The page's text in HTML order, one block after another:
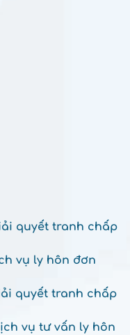
quyết tranh chấp
vụ ly hôn đơn
quyết tranh chấp
vụ tư vấn ly hôn